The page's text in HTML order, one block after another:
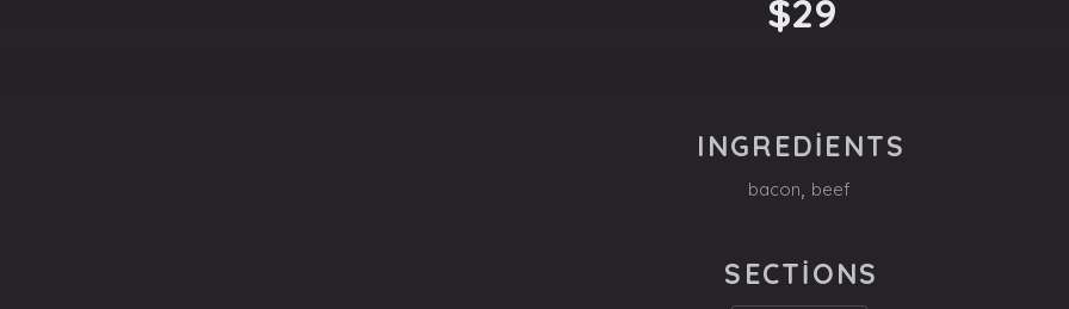
$29
INGREDIENTS
bacon, beef
SECTIONS